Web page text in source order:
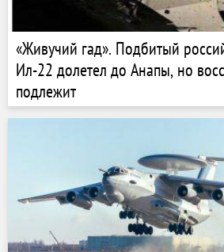
«Живучий гад». Подбитый
Ил-22 долетел до Анапы, но
подлежит